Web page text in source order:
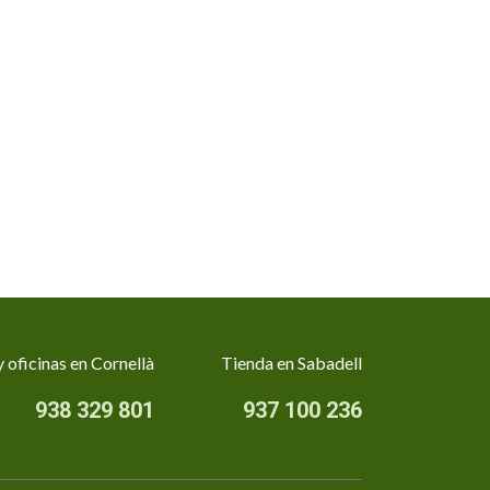
oficinas en Cornellà
938 329 801
Tienda en Sabadell
937 100 236